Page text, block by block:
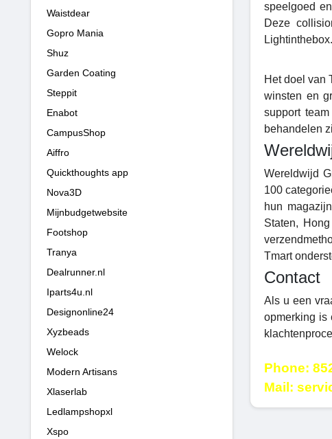
Waistdear
Gopro Mania
Shuz
Garden Coating
Steppit
Enabot
CampusShop
Aiffro
Quickthoughts app
Nova3D
Mijnbudgetwebsite
Footshop
Tranya
Dealrunner.nl
Iparts4u.nl
Designonline24
Xyzbeads
Welock
Modern Artisans
Xlaserlab
Ledlampshopxl
Xspo
speelgoed
Deze
Lightinthebox.
Het doel van
winsten en
support
behandelen
Wereldwijd
100
hun
Staten,
Tmart
Contact
Als u een
opmerking is
Phone:
Mail: